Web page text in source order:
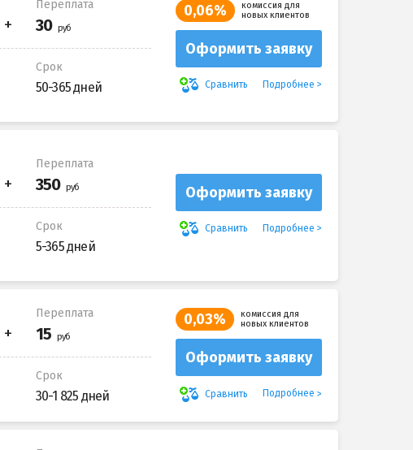
Переплата
Срок
50-365 дней
0,06%
комиссия для
новых клиентов
Оформить заявку
Сравнить Подробнее
Переплата
Срок
5-365 дней
Оформить заявку
Сравнить Подробнее
Переплата
Срок
30-1 825 дней
0,03%
комиссия для
новых клиентов
Оформить заявку
Сравнить Подробнее